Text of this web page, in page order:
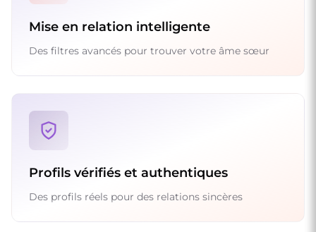
Mise en relation intelligente
Des filtres avancés pour trouver votre âme sœur
Profils vérifiés et authentiques
Des profils réels pour des relations sincères